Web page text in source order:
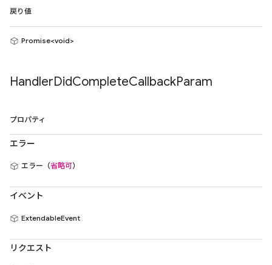
戻り値
Promise<void>
HandlerDidCompleteCallbackParam
プロパティ
エラー
エラー（省略可）
イベント
ExtendableEvent
リクエスト